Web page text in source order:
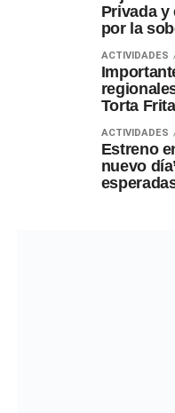
Privada y
por la
ACTIVIDADES
Torta Frita
ACTIVIDADES
Estreno
nuevo